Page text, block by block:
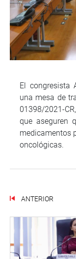
El congresista
una mesa de
01398/2021-
que aseguren
medicamentos
oncológicas.
ANTERIOR